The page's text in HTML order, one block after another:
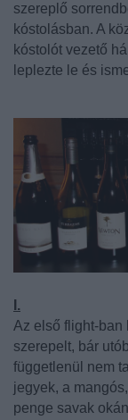
szereplő
kóstolásban. A
kóstolót vezető
leplezte le és
I.
Az első flight-ban
szerepelt, bár
függetlenül nem
jegyek, a
penge savak